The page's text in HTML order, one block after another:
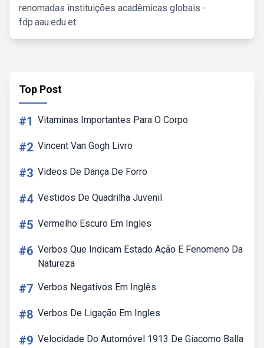
renomadas instituições acadêmicas globais -
fdp.aau.edu.et.
Top Post
#1 Vitaminas Importantes Para O Corpo
#2 Vincent Van Gogh Livro
#3 Videos De Dança De Forro
#4 Vestidos De Quadrilha Juvenil
#5 Vermelho Escuro Em Ingles
#6 Verbos Que Indicam Estado Ação E Fenomeno Da
Natureza
#7 Verbos Negativos Em Inglês
#8 Verbos De Ligação Em Ingles
#9 Velocidade Do Automóvel 1913 De Giacomo Balla